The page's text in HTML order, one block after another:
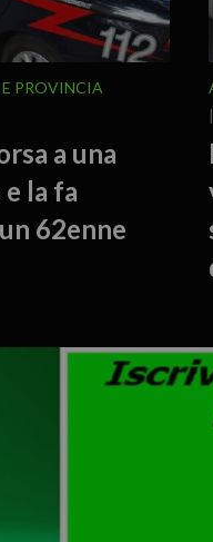
PROVINCIA
a una
la fa
62enne